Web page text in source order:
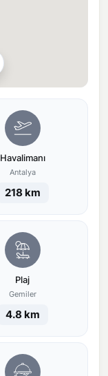
Havalimanı
Antalya
218 km
Plaj
Gemiler
4.8 km